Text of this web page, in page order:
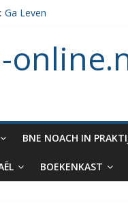
De dood van Methuselah
Het verzamelen van dieren
Wat kunnen Noachieden
BNE NOACH IN
BOEKENKAST